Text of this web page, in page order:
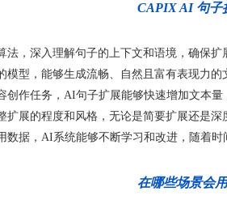
CAPIX AI 句子
法，深入理解句子的上下文和语境，确保
模型，能够生成流畅、自然且富有表现力
创作任务，AI句子扩展能够快速增加文本
扩展的程度和风格，无论是简要扩展还是深
数据，AI系统能够不断学习和改进，随着
在哪些场景会